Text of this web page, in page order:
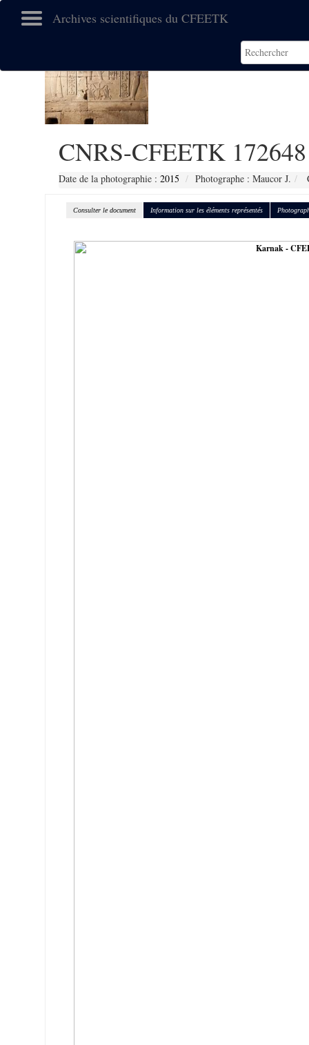
Archives scientifiques du CFEETK
CNRS-CFEETK 172648
Date de la photographie : 2015 Photographe : Maucor J.
Consulter le document Information sur les éléments représentés